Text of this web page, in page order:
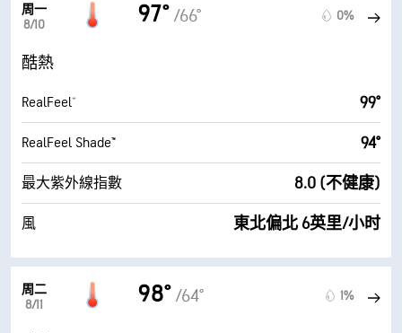
周一
8/10
97° /66° 0%
酷熱
RealFeel® 99°
RealFeel Shade™ 94°
最大紫外線指數 8.0 (不健康)
風 東北偏北 6英里/小时
周二
8/11
98° /64° 1%